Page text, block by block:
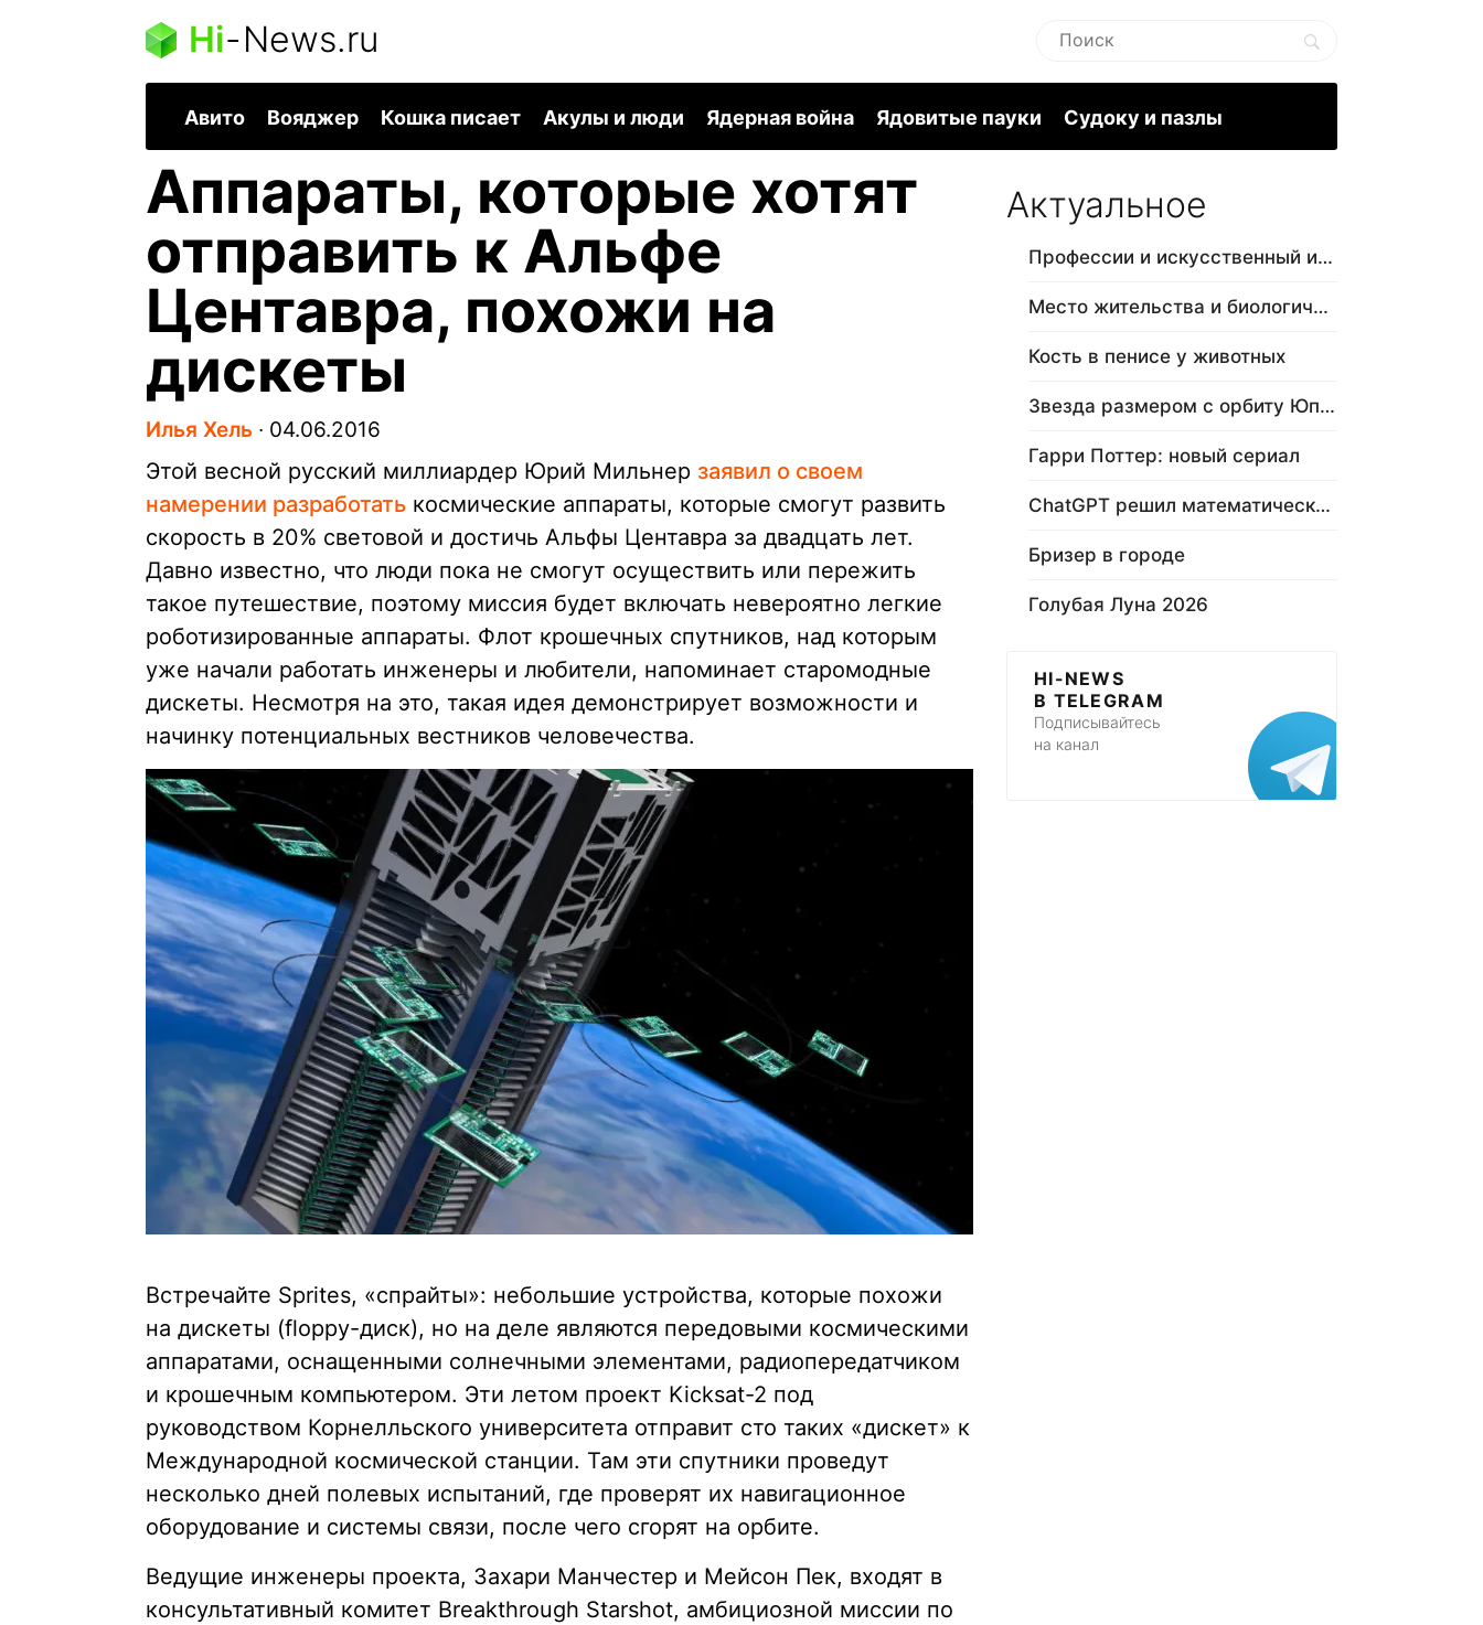
Hi-News.ru
Авито Вояджер Кошка писает Акулы и люди Ядерная война Ядовитые пауки Судоку и пазлы
Аппараты, которые хотят
отправить к Альфе
Центавра, похожи на
дискеты
Илья Хель ∙ 04.06.2016
Этой весной русский миллиардер Юрий Мильнер заявил о своем
намерении разработать космические аппараты, которые смогут развить
скорость в 20% световой и достичь Альфы Центавра за двадцать лет.
Давно известно, что люди пока не смогут осуществить или пережить
такое путешествие, поэтому миссия будет включать невероятно легкие
роботизированные аппараты. Флот крошечных спутников, над которым
уже начали работать инженеры и любители, напоминает старомодные
дискеты. Несмотря на это, такая идея демонстрирует возможности и
начинку потенциальных вестников человечества.
Встречайте Sprites, «спрайты»: небольшие устройства, которые похожи
на дискеты (floppy-диск), но на деле являются передовыми космическими
аппаратами, оснащенными солнечными элементами, радиопередатчиком
и крошечным компьютером. Эти летом проект Kicksat-2 под
руководством Корнелльского университета отправит сто таких «дискет» к
Международной космической станции. Там эти спутники проведут
несколько дней полевых испытаний, где проверят их навигационное
оборудование и системы связи, после чего сгорят на орбите.
Ведущие инженеры проекта, Захари Манчестер и Мейсон Пек, входят в
консультативный комитет Breakthrough Starshot, амбициозной миссии по
Актуальное
Профессии и искусственный интеллект
Место жительства и биологический в…
Кость в пенисе у животных
Звезда размером с орбиту Юпитера
Гарри Поттер: новый сериал
ChatGPT решил математическую задачу
Бризер в городе
Голубая Луна 2026
HI-NEWS
В TELEGRAM
Подписывайтесь
на канал